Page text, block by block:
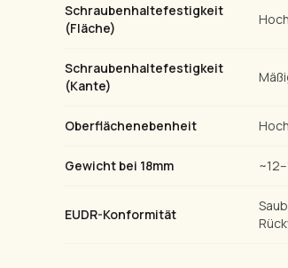
Schraubenhaltefestigkeit
(Fläche)
Hoch
Schraubenhaltefestigkeit
(Kante)
Oberflächenebenheit
Gewicht bei 18mm
EUDR-Konformität